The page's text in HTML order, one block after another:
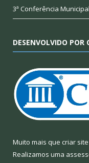
3ª Conferência
DESENVOLVIDO POR
Muito mais que criar site
Realizamos uma